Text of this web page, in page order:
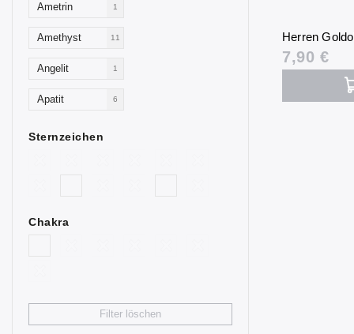
Ametrin 1
Amethyst 11
Angelit 1
Apatit 6
Hämatit 7
Sternzeichen
Chakra
Filter löschen
Herren
7,90 €